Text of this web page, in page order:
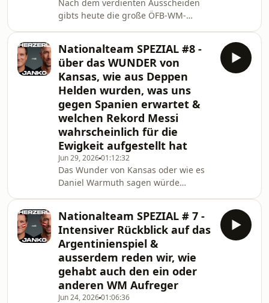
Internetverbindung war sehr
schlecht. Beim nä Podcast schick ich
ihn wieder wohin wo es
Nach dem verdienten Ausscheiden
gibts heute die große ÖFB-WM-
1/16Finalspiele.diese Folge wird Dir
präsentiert
Nationalteam SPEZIAL #8 -
über das WUNDER von
Kansas, wie aus Deppen
Helden wurden, was uns
gegen Spanien erwartet &
welchen Rekord Messi
wahrscheinlich für die
Ewigkeit aufgestellt hat
Jun 29, 202601:12:32
Das Wunder von Kansas oder wie es
Daniel Warmuth sagen würde
unsere Eindrücke. Ausserdem
sprechen wir noch über die anderen
WM Spiele und besprechen was uns
gegen Spanien erwarten wird.Diese
Folge wird euch präsentiert
Nationalteam SPEZIAL # 7 -
Intensiver Rückblick auf das
Argentinienspiel &
ausserdem reden wir, wie
gehabt auch den ein oder
anderen WM Aufreger
Jun 24, 202601:06:36